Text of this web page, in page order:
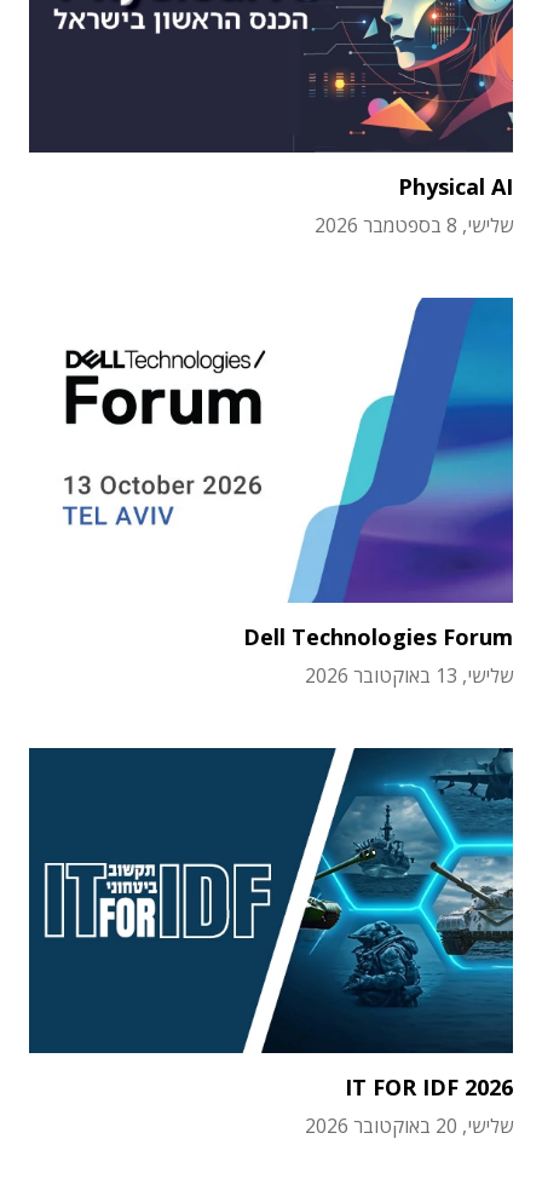
Physical AI
שלישי, 8 בספטמבר 2026
Dell Technologies Forum
שלישי, 13 באוקטובר 2026
IT FOR IDF 2026
שלישי, 20 באוקטובר 2026